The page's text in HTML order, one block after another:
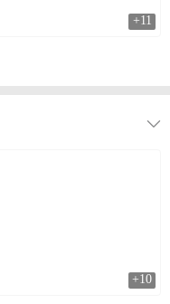
+11
+10